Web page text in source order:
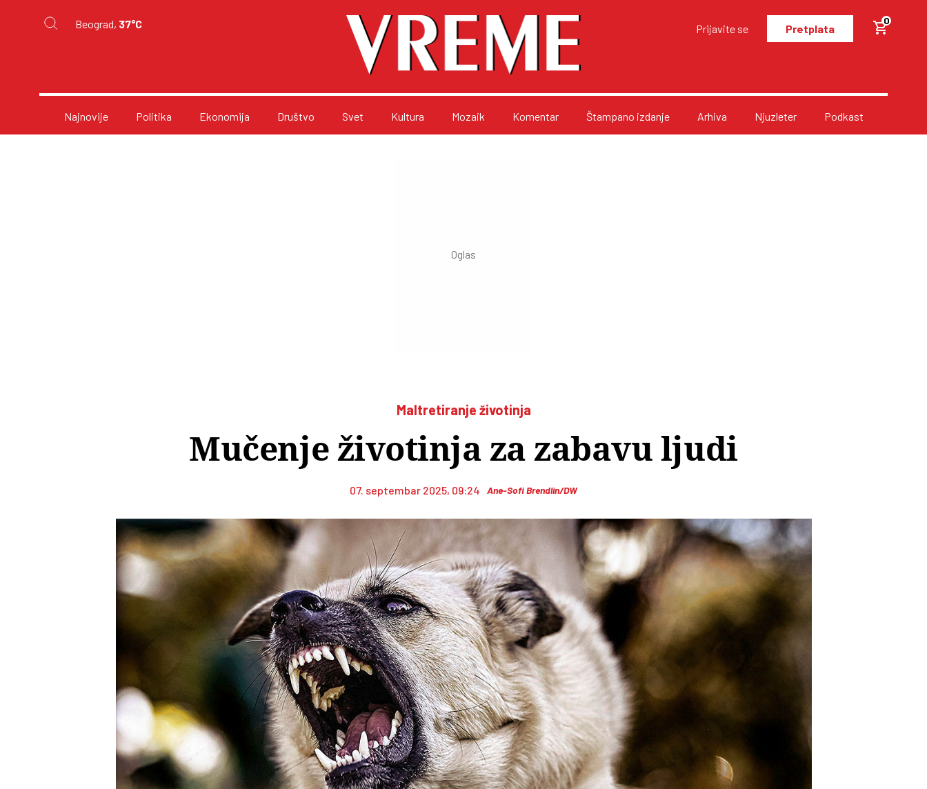
Beograd, 37°C Prijavite se Pretplata
0
Najnovije Politika Ekonomija Društvo Svet Kultura Mozaik Komentar Štampano izdanje Arhiva Njuzleter Podkast
Maltretiranje životinja
Mučenje životinja za zabavu ljudi
07. septembar 2025, 09:24 Ane-Sofi Brendlin/DW